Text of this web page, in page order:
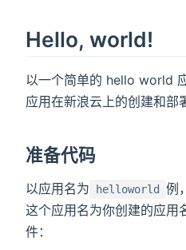
Hello, world!
以一个简单的 hello world
应用在新浪云上的创建和部
准备代码
以应用名为 helloworld
例
这个应用名为你创建的应用
件：